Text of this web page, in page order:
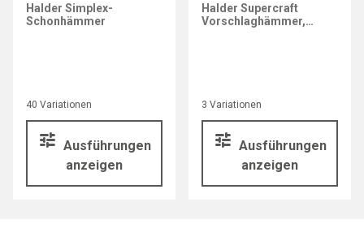
40 Variationen
Ausführungen
anzeigen
Halder Simplex-
Schonhämmer
3 Variationen
Ausführungen
anzeigen
Halder Supercraft
Vorschlaghämmer,